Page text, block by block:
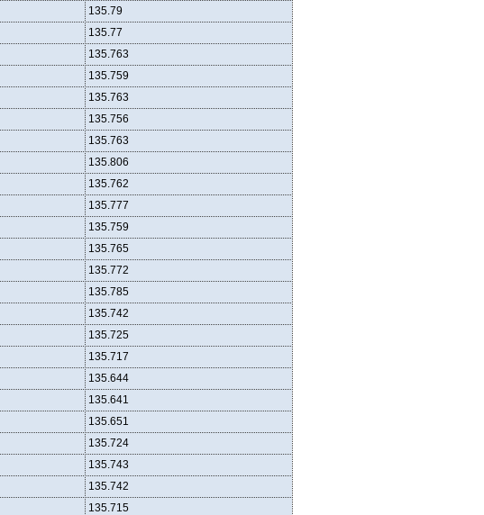
135.79
135.77
135.763
135.759
135.763
135.756
135.763
135.806
135.762
135.777
135.759
135.765
135.772
135.785
135.742
135.725
135.717
135.644
135.641
135.651
135.724
135.743
135.742
135.715